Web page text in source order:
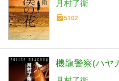
月村了衛
5102
機龍警察(ハヤ